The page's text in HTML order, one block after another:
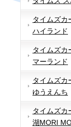
タイムズカ
ハイランド
タイムズカ
マーランド
タイムズカ
ゆうえんち
タイムズカ
湖MORI